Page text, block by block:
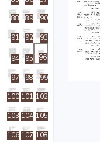
O projektu
Autoři
Nápověda
88 89 90
91 92 93
94 95 96
97 98 99
100 101 102
103 104 105
106 107 108